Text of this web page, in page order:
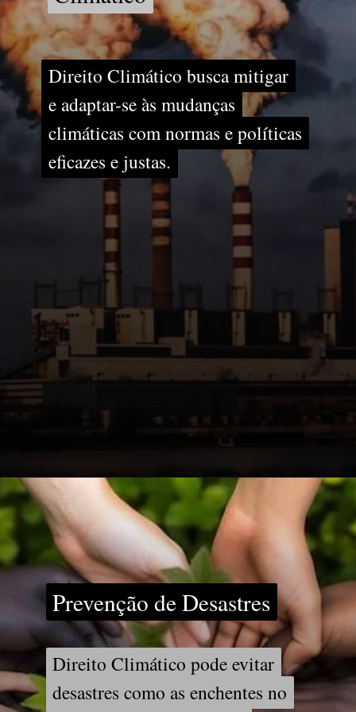
Direito Climático busca mitigar
e adaptar-se às mudanças
climáticas com normas e políticas
eficazes e justas.
Direito Climático busca mitigar
e adaptar-se às mudanças
climáticas com normas e políticas
eficazes e justas.
Prevenção de Desastres
Prevenção de Desastres
Direito Climático pode evitar
desastres como as enchentes no
Direito Climático pode evitar
desastres como as enchentes no